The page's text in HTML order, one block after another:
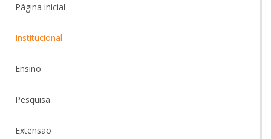
Página inicial
Institucional
Ensino
Pesquisa
Extensão